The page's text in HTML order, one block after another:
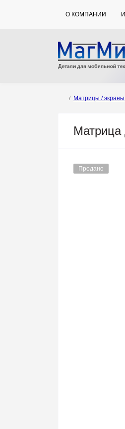
О КОМПАНИИ
Матрицы / экраны
Матрица
Продано